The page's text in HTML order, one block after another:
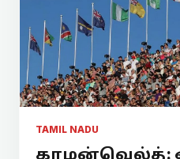
TAMIL NADU
காமன்வெல்த்: